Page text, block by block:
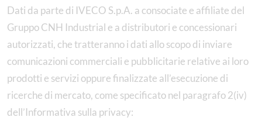
Dati da parte di IVECO S.p.A. a consociate e affiliate del
Gruppo CNH Industrial e a distributori e concessionari
autorizzati, che tratteranno i dati allo scopo di inviare
comunicazioni commerciali e pubblicitarie relative ai loro
prodotti e servizi oppure finalizzate all’esecuzione di
ricerche di mercato, come specificato nel paragrafo 2(iv)
dell’Informativa sulla privacy: